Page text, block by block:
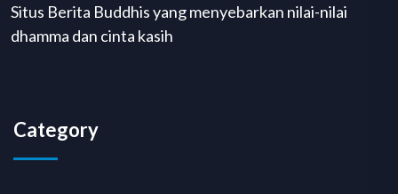
Situs Berita Buddhis yang menyebarkan nilai-nilai
dhamma dan cinta kasih
Category